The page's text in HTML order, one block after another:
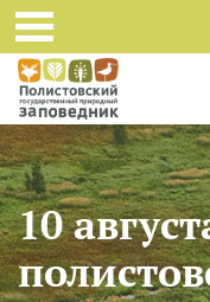
Перейти к основному
10